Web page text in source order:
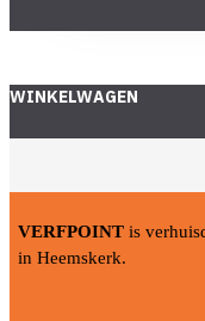
WINKELWAGEN
VERFPOINT is
in Heemskerk.